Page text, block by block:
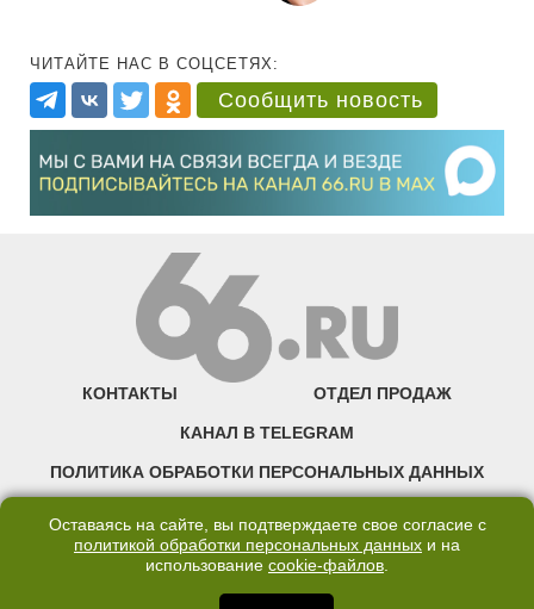
ЧИТАЙТЕ НАС В СОЦСЕТЯХ:
Сообщить новость
КОНТАКТЫ ОТДЕЛ ПРОДАЖ
КАНАЛ В TELEGRAM
ПОЛИТИКА ОБРАБОТКИ ПЕРСОНАЛЬНЫХ ДАННЫХ
©2007—2025 66.RU. Воспроизведение, сообщение, доведение до всеобщего
правообладателя запрещено. Сетевое издание «Современный портал
Оставаясь на сайте, вы подтверждаете свое согласие с
политикой обработки персональных данных и на
использование cookie-файлов.